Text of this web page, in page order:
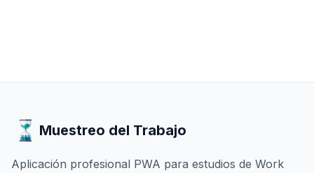
Muestreo del Trabajo
Aplicación profesional PWA para estudios de Work